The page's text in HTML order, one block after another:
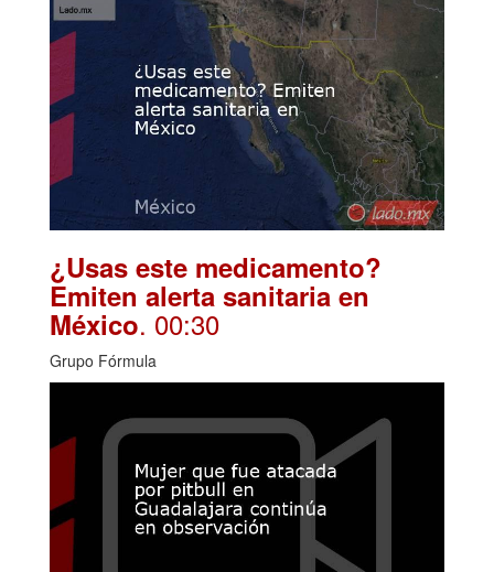
¿Usas este medicamento?
Emiten alerta sanitaria en
México. 00:30
Grupo Fórmula